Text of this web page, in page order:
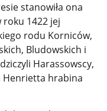
stanowiła ona
roku 1422 jej
rodu Korniców,
Bludowskich i
Harassowscy,
Henrietta hrabina